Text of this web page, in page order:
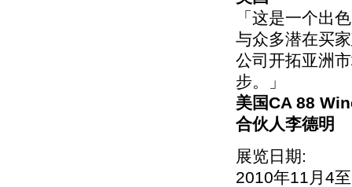
「这是一个出
与众多潜在买
公司开拓亚洲
步。」
美国CA 88
合伙人李德明
展览日期:
2010年11月4